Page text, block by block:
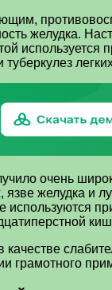
желудка.
очень
язве желудка
грамотного